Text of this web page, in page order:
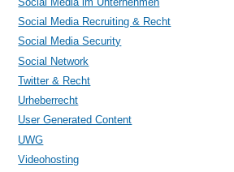
Social Media Recruiting & Recht
Social Media Security
Social Network
Twitter & Recht
Urheberrecht
User Generated Content
UWG
Videohosting